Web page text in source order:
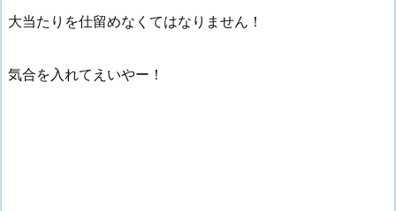
大当たりを仕留めなくてはなりません！
気合を入れてえいやー！